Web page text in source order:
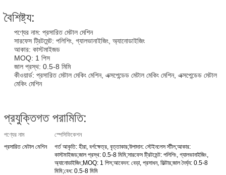
বৈশিষ্ট্য:
পণ্যের নাম: প্রসারিত মেটাল মেশিন
সারফেস ট্রিটমেন্ট: পলিশিং, গ্যালভানাইজিং, অ্যানোডাইজিং
আকার: কাস্টমাইজড
MOQ: 1 পিস
জাল প্রস্থ: 0.5-8 মিমি
কীওয়ার্ড: প্রসারিত মেটাল মেকিং মেশিন, এক্সপেন্ডেড মেটাল মেকিং মেশিন, এক্সপেন্ডেড মেটাল
মেকিং মেশিন
প্রযুক্তিগত পরামিতি:
পণ্যের নাম
স্পেসিফিকেশন
প্রসারিত মেটাল মেশিন
গর্ত আকৃতি: হীরা, বর্গক্ষেত্র, বৃত্তাকার;উপাদান: স্টেইনলেস স্টীল;আকার:
কাস্টমাইজড;জাল প্রস্থ: 0.5-8 মিমি;সারফেস ট্রিটমেন্ট: পলিশিং, গ্যালভানাইজিং,
অ্যানোডাইজিং;MOQ: 1 পিস;আবেদন: বেড়া, প্রসাধন, ফিল্টার;জাল দৈর্ঘ্য: 0.5-8
মিমি;বেধ: 0.5-8 মিমি